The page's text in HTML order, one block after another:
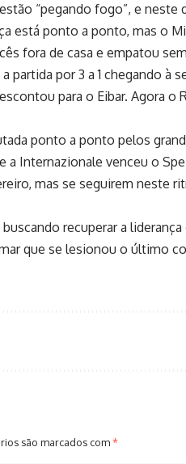
“pegando fogo”, e
está ponto a ponto, mas o
fora de casa e empatou
partida por 3 a 1 chegando
para o Eibar. Agora
ponto a ponto pelos
a Internazionale venceu o
mas se seguirem neste
recuperar a
que se lesionou o último
são marcados com*